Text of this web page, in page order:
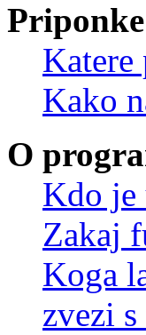
Priponke
Katere
Kako
O
Kdo je
Zakaj
Koga
zvezi